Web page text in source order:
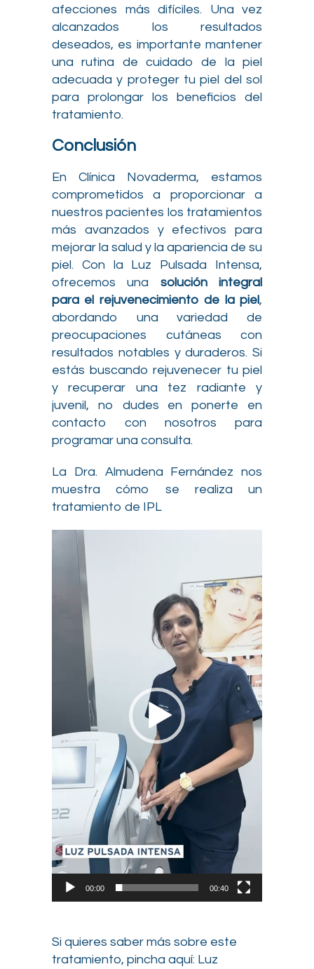
afecciones más difíciles. Una vez
alcanzados los resultados
deseados, es importante mantener
una rutina de cuidado de la piel
adecuada y proteger tu piel del sol
para prolongar los beneficios del
tratamiento.
Conclusión
En Clínica Novaderma, estamos
comprometidos a proporcionar a
nuestros pacientes los tratamientos
más avanzados y efectivos para
mejorar la salud y la apariencia de su
piel. Con la Luz Pulsada Intensa,
ofrecemos una solución integral
para el rejuvenecimiento de la piel,
abordando una variedad de
preocupaciones cutáneas con
resultados notables y duraderos. Si
estás buscando rejuvenecer tu piel
y recuperar una tez radiante y
juvenil, no dudes en ponerte en
contacto con nosotros para
programar una consulta.
La Dra. Almudena Fernández nos
muestra cómo se realiza un
tratamiento de IPL
Reproductor
00:00 00:40
Si quieres saber más sobre este
tratamiento, pincha aquí: Luz